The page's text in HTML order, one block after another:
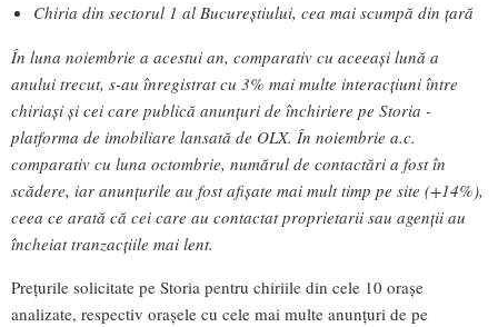
Chiria din sectorul 1 al Bucureștiului, cea mai scumpă din țară
În luna noiembrie a acestui an, comparativ cu aceeași lună a
anului trecut, s-au înregistrat cu 3% mai multe interacțiuni între
chiriași și cei care publică anunțuri de închiriere pe Storia -
platforma de imobiliare lansată de OLX. În noiembrie a.c.
comparativ cu luna octombrie, numărul de contactări a fost în
scădere, iar anunțurile au fost afișate mai mult timp pe site (+14%),
ceea ce arată că cei care au contactat proprietarii sau agenții au
încheiat tranzacțiile mai lent.
Prețurile solicitate pe Storia pentru chiriile din cele 10 orașe
analizate, respectiv orașele cu cele mai multe anunțuri de pe